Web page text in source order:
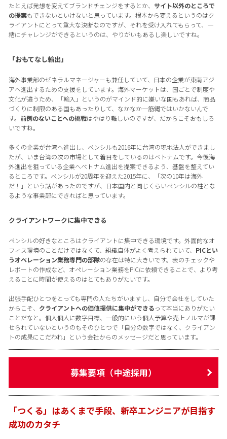
たとえば発想を変えてブランドチェンジをするとか、 サイト以外のところで
の提案もできないといけないと思っています。根本から変えるというのはク
ライアントにとって重大な決断なのですが、それを受け入れてもらって、一
緒にチャレンジができるというのは、やりがいもあるし楽しいですね。
「おもてなし輸出」
海外事業部のゼネラルマネージャーも兼任していて、日本の企業が東南アジ
アへ進出するための支援をしています。海外マーケットは、国ごとで制度や
文化が違うため、「輸入」というのがマインド的に嫌いな国もあれば、商品
づくりに制限のある国もあったりして、なかなか一筋縄ではいかないんで
す。 前例のないことへの挑戦はやはり難しいのですが、だからこそおもしろ
いですね。
多くの企業が台湾へ進出し、ペンシルも2016年に台湾の現地法人ができまし
たが、いま台湾の次の市場として着目をしているのはベトナムです。今後海
外進出を狙っている企業へベトナム進出を提案できるよう、基盤を整えてい
るところです。ペンシルが20周年を迎えた2015年に、「次の10年は海外
だ！」という話があったのですが、日本国内と同じくらいペンシルの柱とな
るような事業部にできればと思っています。
クライアントワークに集中できる
ペンシルの好きなところはクライアントに集中できる環境です。外面的なオ
フィス環境のことだけではなくて、組織自体がよく考えられていて、 PICとい
うオペレーション業務専門の部隊の存在は特に大きいです。表のチェックや
レポートの作成など、オペレーション業務をPICに依頼できることで、より考
えることに時間が使えるのはとてもありがたいです。
出張手配ひとつをとっても専門の人たちがいますし、自分で会社をしていた
からこそ、 クライアントへの価値提供に集中ができるって本当にありがたい
ことだなと。個人個人に数字目標、一般的にいう個人予算や売上ノルマが課
せられていないというのもそのひとつで「自分の数字ではなく、クライアン
トの成果にこだわれ」という会社からのメッセージだと思っています。
募集要項（中途採用）
「つくる」はあくまで手段、新卒エンジニアが目指す
成功のカタチ